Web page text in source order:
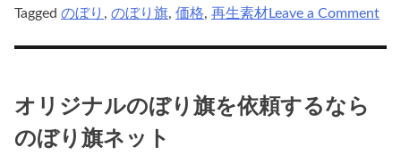
Tagged のぼり , のぼり旗, 価格, 再生素材Leave a Commenton
オリジナルのぼり旗を依頼するなら
のぼり旗ネット